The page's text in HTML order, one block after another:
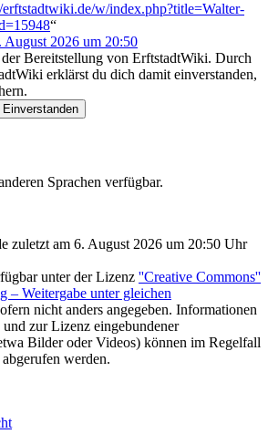
erftstadtwiki.de/w/index.php?title=Walter-
“
August 2026 um 20:50
Bereitstellung von ErftstadtWiki. Durch
erklärst du dich damit einverstanden,
Einverstanden
Sprachen verfügbar.
zuletzt am 6. August 2026 um 20:50 Uhr
unter der Lizenz ''Creative Commons''
– Weitergabe unter gleichen
nicht anders angegeben. Informationen
zur Lizenz eingebundener
Bilder oder Videos) können im Regelfall
werden.